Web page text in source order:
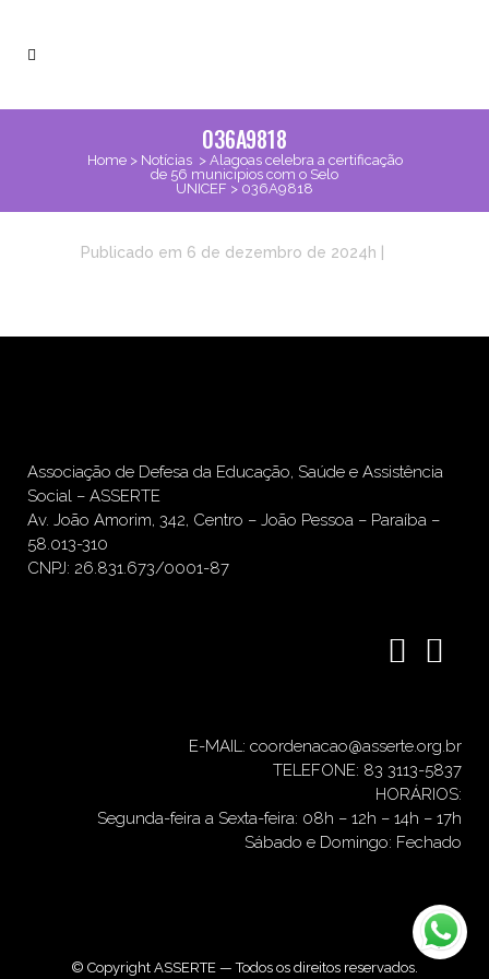
036A9818
Home> Notícias > Alagoas celebra a certificação
de 56 municípios com o Selo
UNICEF > 036A9818
Publicado em 6 de dezembro de 2024h
Associação de Defesa da Educação, Saúde e Assistência
Social – ASSERTE
Av. João Amorim, 342, Centro – João Pessoa – Paraíba –
58.013-310
CNPJ: 26.831.673/0001-87
E-MAIL: coordenacao@asserte.org.br
TELEFONE: 83 3113-5837
HORÁRIOS:
Segunda-feira a Sexta-feira: 08h – 12h – 14h – 17h
Sábado e Domingo: Fechado
© Copyright ASSERTE — Todos os direitos reservados.